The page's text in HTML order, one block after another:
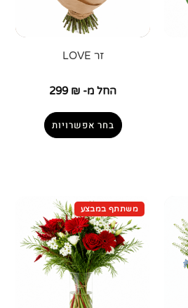
זר LOVE
החל מ- 299 ₪
בחר אפשרויות